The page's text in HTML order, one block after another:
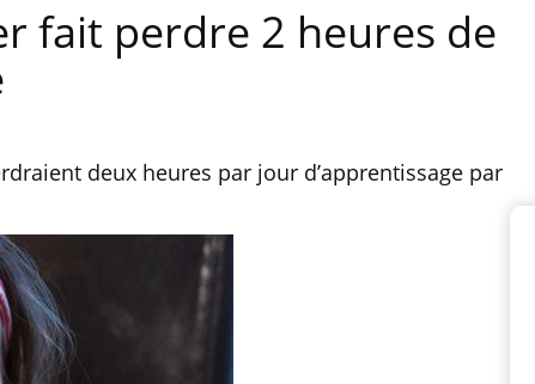
fait perdre 2 heures de
deux heures par jour d’apprentissage par